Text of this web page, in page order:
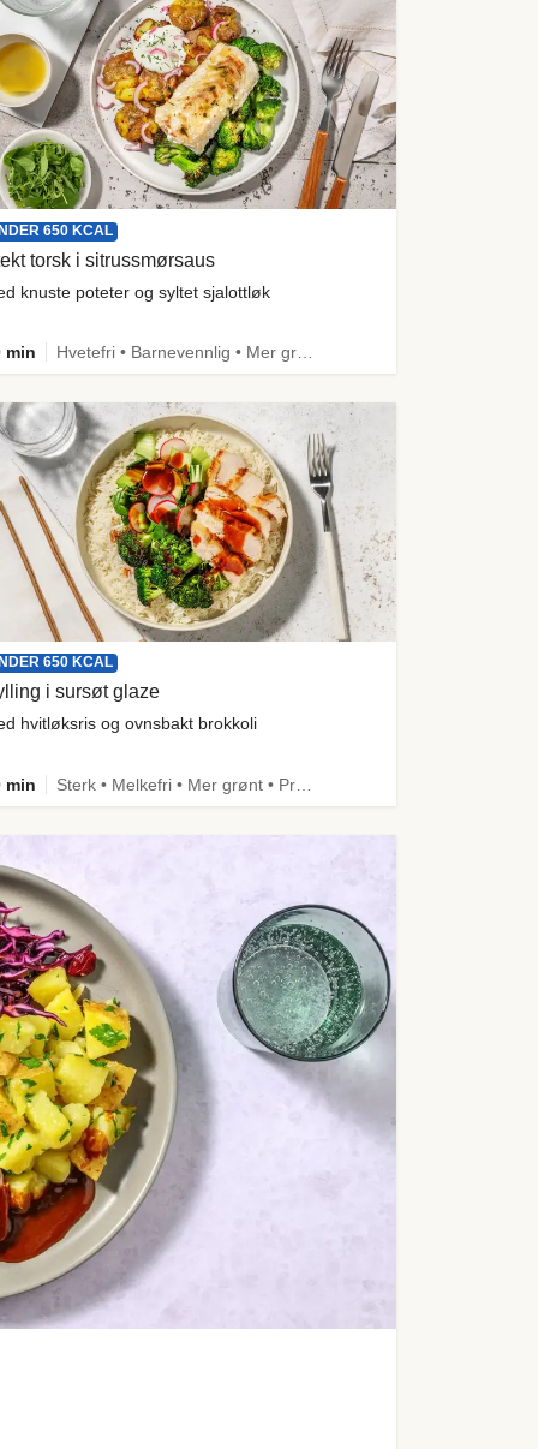
650 KCAL
torsk i sitrussmørsaus
knuste poteter og syltet sjalottløk
min Hvetefri • Barnevennlig • Mer grønt • Proteinrik • Under 50g karbo • Under 650 kcal • Kilde til fiber
650 KCAL
i sursøt glaze
hvitløksris og ovnsbakt brokkoli
min Sterk • Melkefri • Mer grønt • Proteinrik • Under 650 kcal